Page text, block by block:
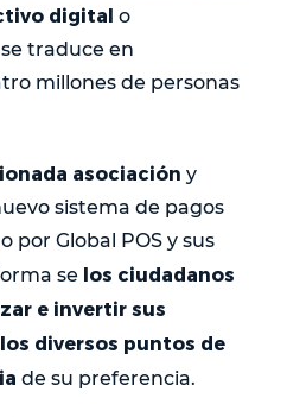
digital o
traduce en
millones de personas
asociación y
sistema de pagos
por Global POS y sus
se los ciudadanos
e invertir sus
diversos puntos de
de su preferencia.